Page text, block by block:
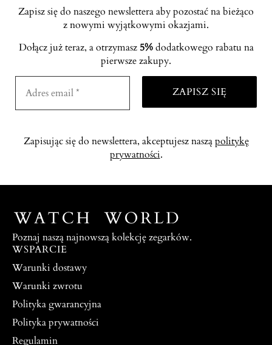
Zapisz się do naszego newslettera aby pozostać na bieżąco
z nowymi wyjątkowymi okazjami.
Dołącz już teraz, a otrzymasz 5%dodatkowego rabatu na
pierwsze zakupy.
Zapisując się do newslettera, akceptujesz nasząpolitykę
prywatności.
Poznaj naszą najnowszą kolekcję zegarków.
WSPARCIE
Warunki dostawy
Warunki zwrotu
Polityka gwarancyjna
Polityka prywatności
Regulamin